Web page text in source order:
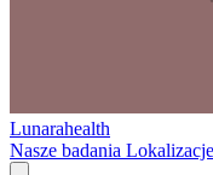
Lunarahealth
Nasze badania Lokalizacje